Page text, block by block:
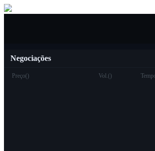
Negociações
Preço() Vol.()